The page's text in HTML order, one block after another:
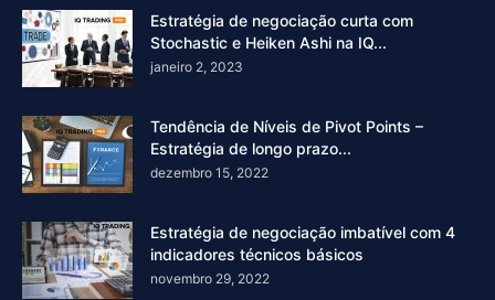
Estratégia de negociação curta com
Stochastic e Heiken Ashi na IQ...
janeiro 2, 2023
Tendência de Níveis de Pivot Points –
Estratégia de longo prazo...
dezembro 15, 2022
Estratégia de negociação imbatível com 4
indicadores técnicos básicos
novembro 29, 2022